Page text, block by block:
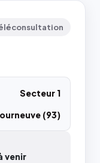
Secteur 1
(93)
venir